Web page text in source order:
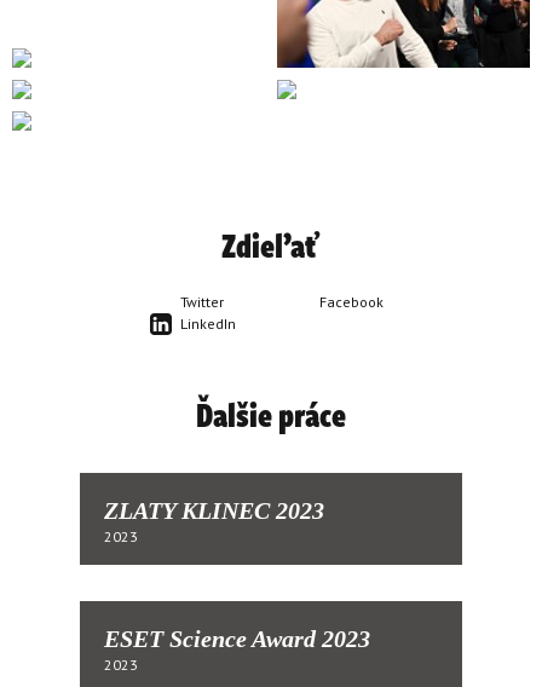
Zdieľať
Twitter
Facebook
LinkedIn
Ďalšie práce
ZLATY KLINEC 2023
2023
ESET Science Award 2023
2023